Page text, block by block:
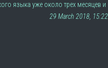
языка уже около трех месяцев и
29 March 2018, 15:22